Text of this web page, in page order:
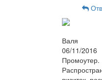
Валя
06/11/2016
Промоутер.